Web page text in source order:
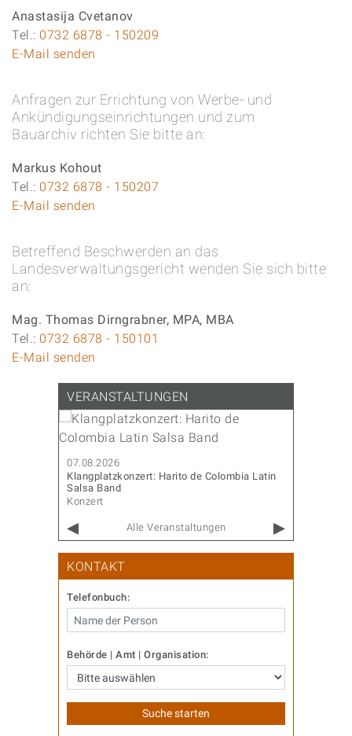
Anastasija Cvetanov
Tel.: 0732 6878 - 150209
E-Mail senden
Anfragen zur Errichtung von Werbe- und
Ankündigungseinrichtungen und zum
Bauarchiv richten Sie bitte an:
Markus Kohout
Tel.: 0732 6878 - 150207
E-Mail senden
Betreffend Beschwerden an das
Landesverwaltungsgericht wenden Sie sich bitte
an:
Mag. Thomas Dirngrabner, MPA, MBA
Tel.: 0732 6878 - 150101
E-Mail senden
VERANSTALTUNGEN
07.08.2026
Klangplatzkonzert: Harito de Colombia Latin
Salsa Band
Konzert
Alle Veranstaltungen
KONTAKT
Telefonbuch:
Behörde | Amt | Organisation: